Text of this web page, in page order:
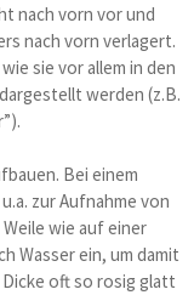
nach vorn vor und
nach vorn verlagert.
sie vor allem in den
werden (z.B.
Bei einem
zur Aufnahme von
wie auf einer
Wasser ein, um damit
oft so rosig glatt